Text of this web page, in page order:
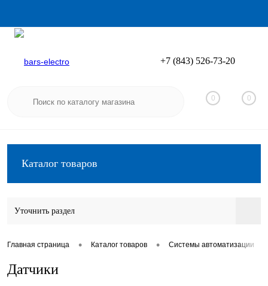
Вход
+7 (843) 526-73-20
0 0
Каталог товаров
Уточнить раздел
Главная страница • Каталог товаров • Системы автоматизации
Датчики